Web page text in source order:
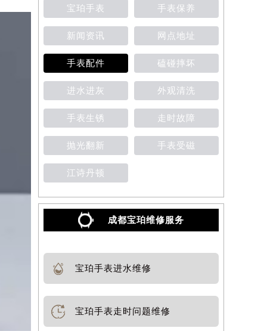
宝珀手表 手表保养
新闻资讯 网点地址
手表配件 磕碰摔坏
进水进灰 外观清洗
手表生锈 走时故障
抛光翻新 手表受磁
江诗丹顿
成都宝珀维修服务
宝珀手表进水维修
宝珀手表走时问题维修